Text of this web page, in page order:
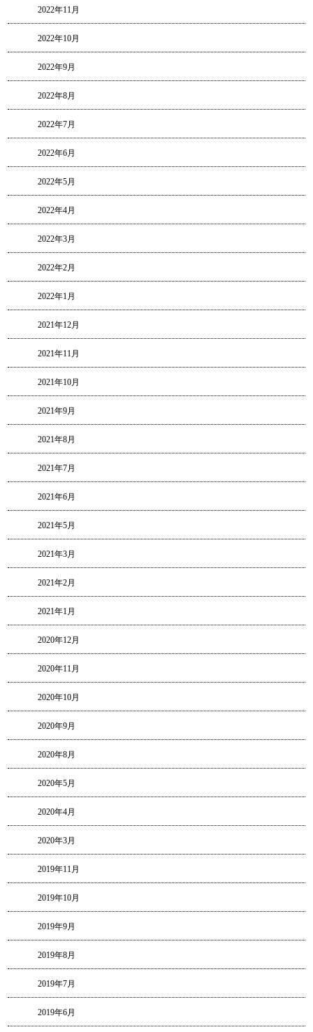
2022年11月
2022年10月
2022年9月
2022年8月
2022年7月
2022年6月
2022年5月
2022年4月
2022年3月
2022年2月
2022年1月
2021年12月
2021年11月
2021年10月
2021年9月
2021年8月
2021年7月
2021年6月
2021年5月
2021年3月
2021年2月
2021年1月
2020年12月
2020年11月
2020年10月
2020年9月
2020年8月
2020年5月
2020年4月
2020年3月
2019年11月
2019年10月
2019年9月
2019年8月
2019年7月
2019年6月